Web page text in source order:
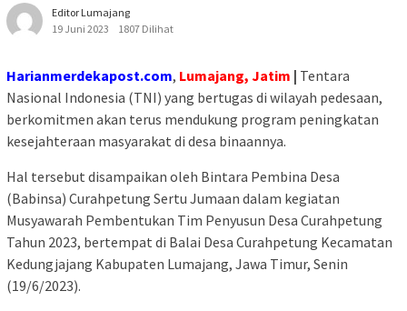
Editor Lumajang
19 Juni 2023
1807 Dilihat
Harianmerdekapost.com, Lumajang, Jatim | Tentara
Nasional Indonesia (TNI) yang bertugas di wilayah pedesaan,
berkomitmen akan terus mendukung program peningkatan
kesejahteraan masyarakat di desa binaannya.
Hal tersebut disampaikan oleh Bintara Pembina Desa
(Babinsa) Curahpetung Sertu Jumaan dalam kegiatan
Musyawarah Pembentukan Tim Penyusun Desa Curahpetung
Tahun 2023, bertempat di Balai Desa Curahpetung Kecamatan
Kedungjajang Kabupaten Lumajang, Jawa Timur, Senin
(19/6/2023).